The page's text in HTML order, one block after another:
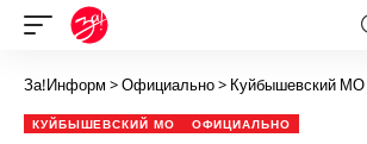
За!Информ >Официально> Куйбышевский МО
КУЙБЫШЕВСКИЙ МО ОФИЦИАЛЬНО